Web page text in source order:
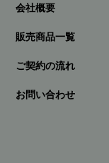
会社概要
販売商品一覧
ご契約の流れ
お問い合わせ